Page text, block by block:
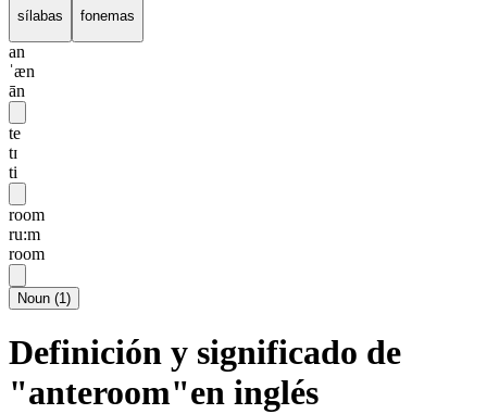
sílabas fonemas
an
ˈæn
ān
te
tɪ
ti
room
ru:m
room
Noun (1)
Definición y significado de
"anteroom"en inglés